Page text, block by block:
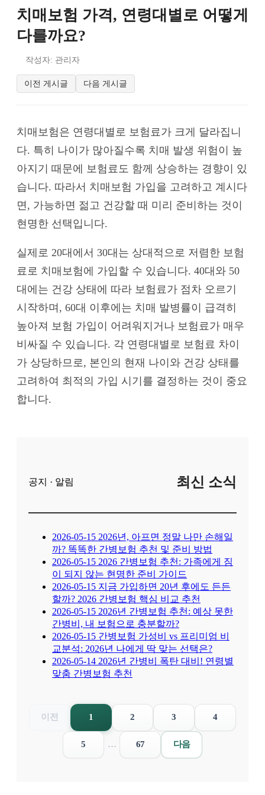
치매보험 가격, 연령대별로 어떻게
다를까요?
작성자: 관리자
이전 게시글 다음 게시글
치매보험은 연령대별로 보험료가 크게 달라집니
다. 특히 나이가 많아질수록 치매 발생 위험이 높
아지기 때문에 보험료도 함께 상승하는 경향이 있
습니다. 따라서 치매보험 가입을 고려하고 계시다
면, 가능하면 젊고 건강할 때 미리 준비하는 것이
현명한 선택입니다.
실제로 20대에서 30대는 상대적으로 저렴한 보험
료로 치매보험에 가입할 수 있습니다. 40대와 50
대에는 건강 상태에 따라 보험료가 점차 오르기
시작하며, 60대 이후에는 치매 발병률이 급격히
높아져 보험 가입이 어려워지거나 보험료가 매우
비싸질 수 있습니다. 각 연령대별로 보험료 차이
가 상당하므로, 본인의 현재 나이와 건강 상태를
고려하여 최적의 가입 시기를 결정하는 것이 중요
합니다.
공지 · 알림 최신 소식
2026-05-15 2026년, 아프면 정말 나만 손해일
까? 똑똑한 간병보험 추천 및 준비 방법
2026-05-15 2026 간병보험 추천: 가족에게 짐
이 되지 않는 현명한 준비 가이드
2026-05-15 지금 가입하면 20년 후에도 든든
할까? 2026 간병보험 핵심 비교 추천
2026-05-15 2026년 간병보험 추천: 예상 못한
간병비, 내 보험으로 충분할까?
2026-05-15 간병보험 가성비 vs 프리미엄 비
교분석: 2026년 나에게 딱 맞는 선택은?
2026-05-14 2026년 간병비 폭탄 대비! 연령별
맞춤 간병보험 추천
이전 1 2 3 4
5 … 67 다음